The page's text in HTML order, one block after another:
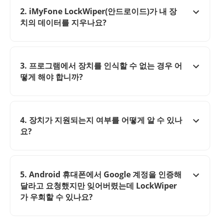
2. iMyFone LockWiper(안드로이드)가 내 장
치의 데이터를 지우나요?
3. 프로그램에서 장치를 인식할 수 없는 경우 어
떻게 해야 합니까?
4. 장치가 지원되는지 여부를 어떻게 알 수 있나
요?
5. Android 휴대폰에서 Google 계정을 인증해
달라고 요청했지만 잊어버렸는데 LockWiper
가 우회할 수 있나요?